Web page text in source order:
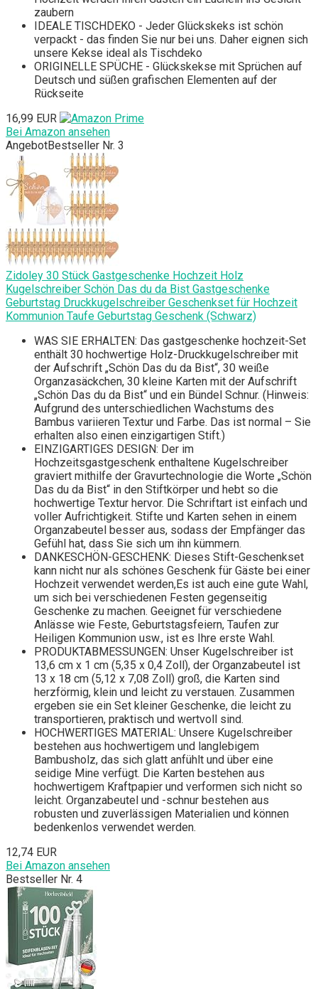
zaubern
IDEALE TISCHDEKO - Jeder Glückskeks ist schön
verpackt - das finden Sie nur bei uns. Daher eignen sich
unsere Kekse ideal als Tischdeko
ORIGINELLE SPÜCHE - Glückskekse mit Sprüchen auf
Deutsch und süßen grafischen Elementen auf der
Rückseite
16,99 EUR
Bei Amazon ansehen
AngebotBestseller Nr. 3
Zidoley 30 Stück Gastgeschenke Hochzeit Holz
Kugelschreiber Schön Das du da Bist Gastgeschenke
Geburtstag Druckkugelschreiber Geschenkset für Hochzeit
Kommunion Taufe Geburtstag Geschenk (Schwarz)
WAS SIE ERHALTEN: Das gastgeschenke hochzeit-Set
enthält 30 hochwertige Holz-Druckkugelschreiber mit
der Aufschrift „Schön Das du da Bist“, 30 weiße
Organzasäckchen, 30 kleine Karten mit der Aufschrift
„Schön Das du da Bist“ und ein Bündel Schnur. (Hinweis:
Aufgrund des unterschiedlichen Wachstums des
Bambus variieren Textur und Farbe. Das ist normal – Sie
erhalten also einen einzigartigen Stift.)
EINZIGARTIGES DESIGN: Der im
Hochzeitsgastgeschenk enthaltene Kugelschreiber
graviert mithilfe der Gravurtechnologie die Worte „Schön
Das du da Bist“ in den Stiftkörper und hebt so die
hochwertige Textur hervor. Die Schriftart ist einfach und
voller Aufrichtigkeit. Stifte und Karten sehen in einem
Organzabeutel besser aus, sodass der Empfänger das
Gefühl hat, dass Sie sich um ihn kümmern.
DANKESCHÖN-GESCHENK: Dieses Stift-Geschenkset
kann nicht nur als schönes Geschenk für Gäste bei einer
Hochzeit verwendet werden,Es ist auch eine gute Wahl,
um sich bei verschiedenen Festen gegenseitig
Geschenke zu machen. Geeignet für verschiedene
Anlässe wie Feste, Geburtstagsfeiern, Taufen zur
Heiligen Kommunion usw., ist es Ihre erste Wahl.
PRODUKTABMESSUNGEN: Unser Kugelschreiber ist
13,6 cm x 1 cm (5,35 x 0,4 Zoll), der Organzabeutel ist
13 x 18 cm (5,12 x 7,08 Zoll) groß, die Karten sind
herzförmig, klein und leicht zu verstauen. Zusammen
ergeben sie ein Set kleiner Geschenke, die leicht zu
transportieren, praktisch und wertvoll sind.
HOCHWERTIGES MATERIAL: Unsere Kugelschreiber
bestehen aus hochwertigem und langlebigem
Bambusholz, das sich glatt anfühlt und über eine
seidige Mine verfügt. Die Karten bestehen aus
hochwertigem Kraftpapier und verformen sich nicht so
leicht. Organzabeutel und -schnur bestehen aus
robusten und zuverlässigen Materialien und können
bedenkenlos verwendet werden.
12,74 EUR
Bei Amazon ansehen
Bestseller Nr. 4